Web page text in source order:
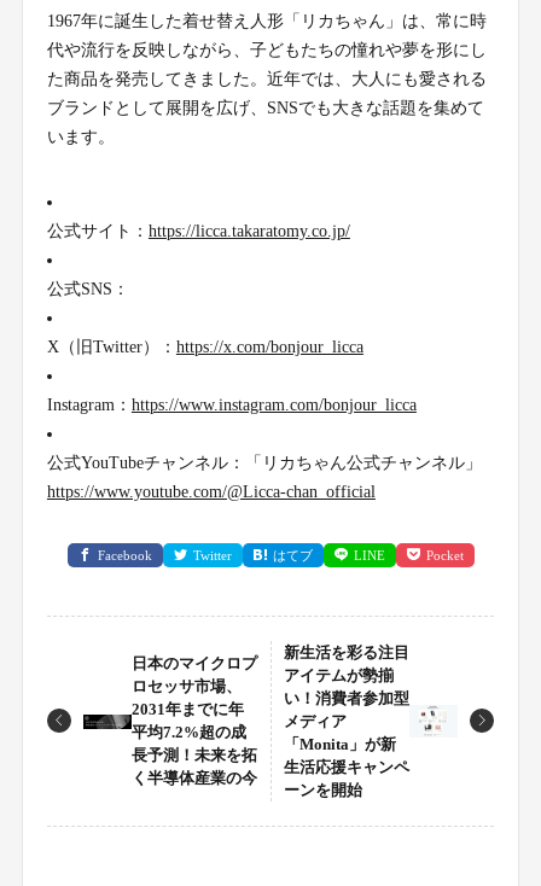
1967年に誕生した着せ替え人形「リカちゃん」は、常に時
代や流行を反映しながら、子どもたちの憧れや夢を形にし
た商品を発売してきました。近年では、大人にも愛される
ブランドとして展開を広げ、SNSでも大きな話題を集めて
います。
公式サイト： https://licca.takaratomy.co.jp/
公式SNS：
X（旧Twitter）： https://x.com/bonjour_licca
Instagram： https://www.instagram.com/bonjour_licca
公式YouTubeチャンネル：「リカちゃん公式チャンネル」
https://www.youtube.com/@Licca-chan_official
Facebook Twitter はてブ LINE Pocket
日本のマイクロプ
ロセッサ市場、
2031年までに年
平均7.2%超の成
長予測！未来を拓
く半導体産業の今
新生活を彩る注目
アイテムが勢揃
い！消費者参加型
メディア
「Monita」が新
生活応援キャンペ
ーンを開始